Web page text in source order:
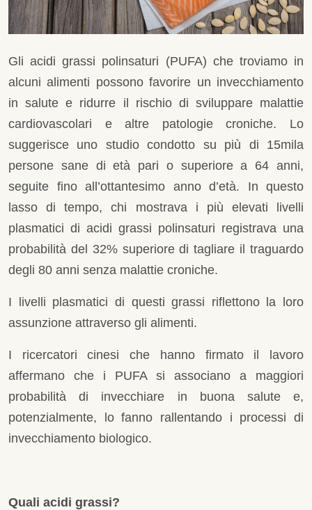
Gli acidi grassi polinsaturi (PUFA) che troviamo in
alcuni alimenti possono favorire un invecchiamento
in salute e ridurre il rischio di sviluppare malattie
cardiovascolari e altre patologie croniche. Lo
suggerisce uno studio condotto su più di 15mila
persone sane di età pari o superiore a 64 anni,
seguite fino all’ottantesimo anno d’età. In questo
lasso di tempo, chi mostrava i più elevati livelli
plasmatici di acidi grassi polinsaturi registrava una
probabilità del 32% superiore di tagliare il traguardo
degli 80 anni senza malattie croniche.
I livelli plasmatici di questi grassi riflettono la loro
assunzione attraverso gli alimenti.
I ricercatori cinesi che hanno firmato il lavoro
affermano che i PUFA si associano a maggiori
probabilità di invecchiare in buona salute e,
potenzialmente, lo fanno rallentando i processi di
invecchiamento biologico.
Quali acidi grassi?